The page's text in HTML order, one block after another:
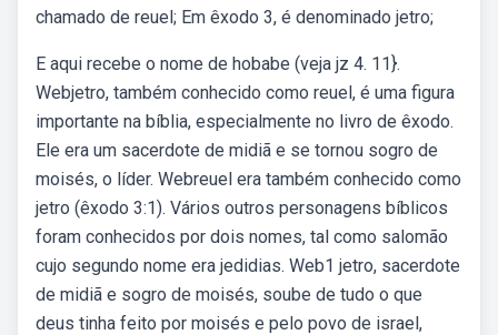
chamado de reuel; Em êxodo 3, é denominado jetro;
E aqui recebe o nome de hobabe (veja jz 4. 11}.
Webjetro, também conhecido como reuel, é uma figura
importante na bíblia, especialmente no livro de êxodo.
Ele era um sacerdote de midiã e se tornou sogro de
moisés, o líder. Webreuel era também conhecido como
jetro (êxodo 3:1). Vários outros personagens bíblicos
foram conhecidos por dois nomes, tal como salomão
cujo segundo nome era jedidias. Web1 jetro, sacerdote
de midiã e sogro de moisés, soube de tudo o que
deus tinha feito por moisés e pelo povo de israel,